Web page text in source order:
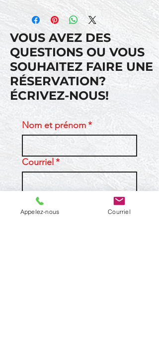
VOUS AVEZ DES
QUESTIONS OU VOUS
SOUHAITEZ FAIRE UNE
RÉSERVATION?
ÉCRIVEZ-NOUS!
Nom et prénom*
Courriel *
Téléphone
Appelez-nous Courriel